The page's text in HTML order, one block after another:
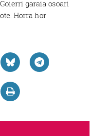
garaia osoari
Horra hor